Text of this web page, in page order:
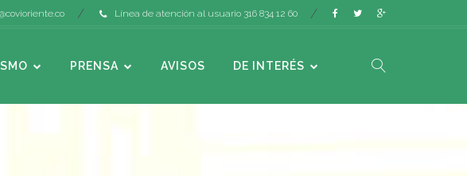
Línea de atención al usuario 316 834 12 60
PRENSA AVISOS DE INTERÉS